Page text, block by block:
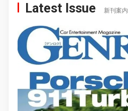
Latest Issue 新刊案内